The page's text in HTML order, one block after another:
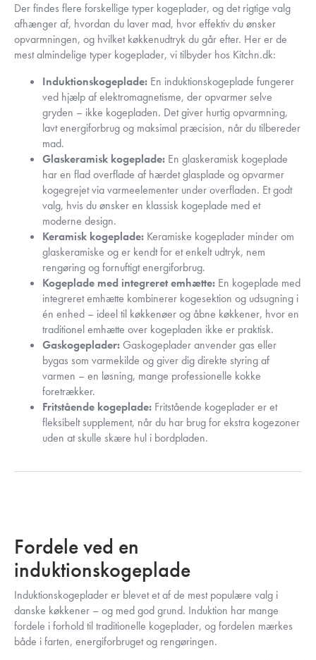
Der findes flere forskellige typer kogeplader, og det rigtige valg
afhænger af, hvordan du laver mad, hvor effektiv du ønsker
opvarmningen, og hvilket køkkenudtryk du går efter. Her er de
mest almindelige typer kogeplader, vi tilbyder hos Kitchn.dk:
Induktionskogeplade: En induktionskogeplade fungerer
ved hjælp af elektromagnetisme, der opvarmer selve
gryden – ikke kogepladen. Det giver hurtig opvarmning,
lavt energiforbrug og maksimal præcision, når du tilbereder
mad.
Glaskeramisk kogeplade: En glaskeramisk kogeplade
har en flad overflade af hærdet glasplade og opvarmer
kogegrejet via varmeelementer under overfladen. Et godt
valg, hvis du ønsker en klassisk kogeplade med et
moderne design.
Keramisk kogeplade: Keramiske kogeplader minder om
glaskeramiske og er kendt for et enkelt udtryk, nem
rengøring og fornuftigt energiforbrug.
Kogeplade med integreret emhætte: En kogeplade med
integreret emhætte kombinerer kogesektion og udsugning i
én enhed – ideel til køkkenøer og åbne køkkener, hvor en
traditionel emhætte over kogepladen ikke er praktisk.
Gaskogeplader:Gaskogeplader anvender gas eller
bygas som varmekilde og giver dig direkte styring af
varmen – en løsning, mange professionelle kokke
foretrækker.
Fritstående kogeplade: Fritstående kogeplader er et
fleksibelt supplement, når du har brug for ekstra kogezoner
uden at skulle skære hul i bordpladen.
Fordele ved en
induktionskogeplade
Induktionskogeplader er blevet et af de mest populære valg i
danske køkkener – og med god grund. Induktion har mange
fordele i forhold til traditionelle kogeplader, og fordelen mærkes
både i farten, energiforbruget og rengøringen.